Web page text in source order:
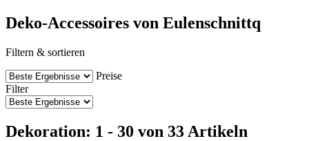
Deko-Accessoires von Eulenschnittq
Filtern & sortieren
Preise
Filter
Dekoration: 1 - 30 von 33 Artikeln